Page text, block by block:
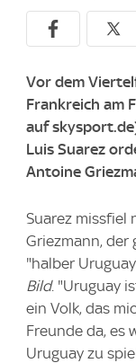
Vor dem
Frankreich am
auf
Luis Suarez
Antoine
Suarez missfiel
Griezmann, der
"halber
Bild. "Uruguay
ein Volk, das
Freunde da, es
Uruguay zu